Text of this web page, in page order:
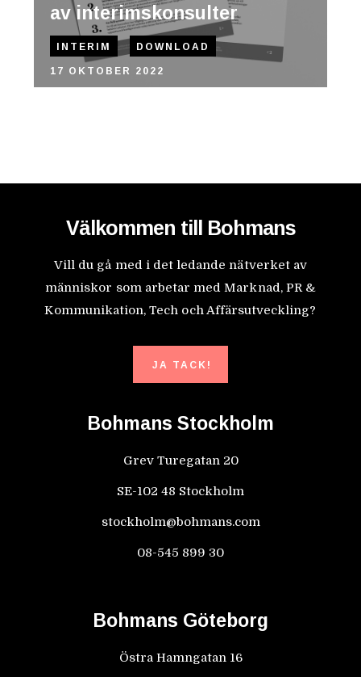
av interimskonsulter
INTERIM DOWNLOAD
17 OKTOBER 2022
Välkommen till Bohmans
Vill du gå med i det ledande nätverket av
människor som arbetar med Marknad, PR &
Kommunikation, Tech och Affärsutveckling?
JA TACK!
Bohmans Stockholm
Grev Turegatan 20
SE-102 48 Stockholm
stockholm@bohmans.com
08-545 899 30
Bohmans Göteborg
Östra Hamngatan 16